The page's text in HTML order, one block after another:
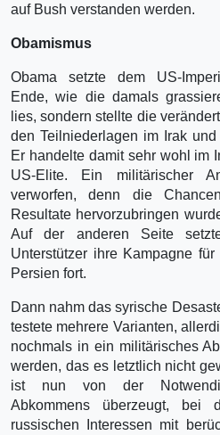
auf Bush verstanden werden.
Obamismus
Obama setzte dem US-
Ende, wie die damals
lies, sondern stellte die
den Teilniederlagen im Irak
Er handelte damit sehr wohl im
US-Elite. Ein militärischer
verworfen, denn die
Resultate hervorzubringen
Auf der anderen Seite
Unterstützer ihre Kampagne
Persien fort.
Dann nahm das syrische
testete mehrere Varianten,
nochmals in ein militärisches
werden, das es letztlich nicht
ist nun von der
Abkommens überzeugt, bei
russischen Interessen mit